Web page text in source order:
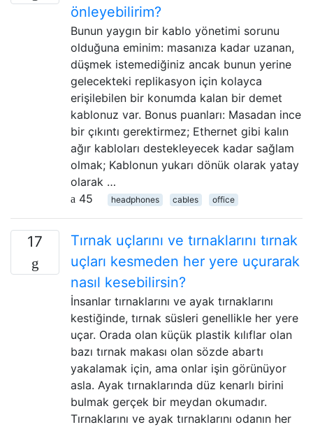
önleyebilirim?
Bunun yaygın bir kablo yönetimi sorunu
olduğuna eminim: masanıza kadar uzanan,
düşmek istemediğiniz ancak bunun yerine
gelecekteki replikasyon için kolayca
erişilebilen bir konumda kalan bir demet
kablonuz var. Bonus puanları: Masadan ince
bir çıkıntı gerektirmez; Ethernet gibi kalın
ağır kabloları destekleyecek kadar sağlam
olmak; Kablonun yukarı dönük olarak yatay
olarak …
45
headphones cables office
17
Tırnak uçlarını ve tırnaklarını tırnak
uçları kesmeden her yere uçurarak
nasıl kesebilirsin?
İnsanlar tırnaklarını ve ayak tırnaklarını
kestiğinde, tırnak süsleri genellikle her yere
uçar. Orada olan küçük plastik kılıflar olan
bazı tırnak makası olan sözde abartı
yakalamak için, ama onlar işin görünüyor
asla. Ayak tırnaklarında düz kenarlı birini
bulmak gerçek bir meydan okumadır.
Tırnaklarını ve ayak tırnaklarını odanın her